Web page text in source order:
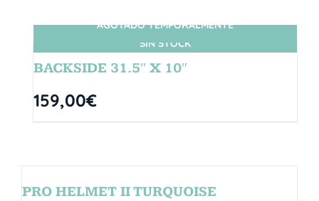
SIN STOCK
AGOTADO TEMPORALMENTE
BACKSIDE 31.5″ X 10″
159,00€
PRO HELMET II TURQUOISE